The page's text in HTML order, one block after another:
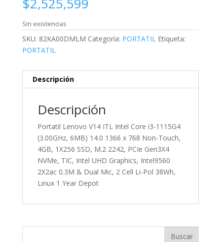
$2,525,599
Sin existencias
SKU: 82KA00DMLM Categoría: PORTATIL Etiqueta:
PORTATIL
Descripción
Descripción
Portatil Lenovo V14 ITL Intel Core i3-1115G4
(3.00GHz, 6MB) 14.0 1366 x 768 Non-Touch,
4GB, 1X256 SSD, M.2 2242, PCIe Gen3X4
NVMe, TIC, Intel UHD Graphics, Intel9560
2X2ac 0.3M & Dual Mic, 2 Cell Li-Pol 38Wh,
Linux 1 Year Depot